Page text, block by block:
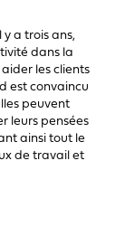
a trois ans,
dans la
les clients
est convaincu
peuvent
leurs pensées
ainsi tout le
de travail et